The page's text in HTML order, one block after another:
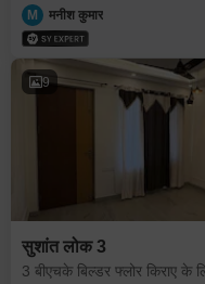
M मनीश कुमार
9
सुशांत लोक 3
3 बीएचके बिल्डर फ्लोर किराए के